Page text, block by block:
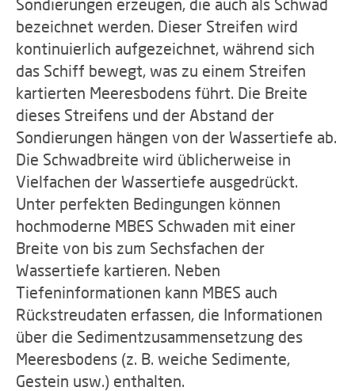
Sondierungen erzeugen, die auch als Schwad
bezeichnet werden. Dieser Streifen wird
kontinuierlich aufgezeichnet, während sich
das Schiff bewegt, was zu einem Streifen
kartierten Meeresbodens führt. Die Breite
dieses Streifens und der Abstand der
Sondierungen hängen von der Wassertiefe ab.
Die Schwadbreite wird üblicherweise in
Vielfachen der Wassertiefe ausgedrückt.
Unter perfekten Bedingungen können
hochmoderne MBES Schwaden mit einer
Breite von bis zum Sechsfachen der
Wassertiefe kartieren. Neben
Tiefeninformationen kann MBES auch
Rückstreudaten erfassen, die Informationen
über die Sedimentzusammensetzung des
Meeresbodens (z. B. weiche Sedimente,
Gestein usw.) enthalten.